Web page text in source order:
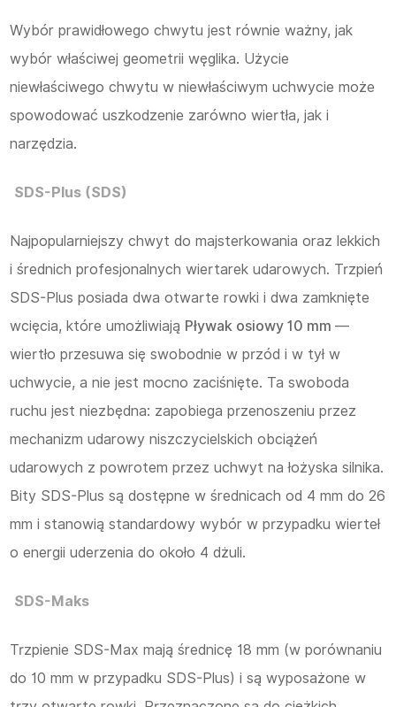
Wybór prawidłowego chwytu jest równie ważny, jak
wybór właściwej geometrii węglika. Użycie
niewłaściwego chwytu w niewłaściwym uchwycie może
spowodować uszkodzenie zarówno wiertła, jak i
narzędzia.
SDS-Plus (SDS)
Najpopularniejszy chwyt do majsterkowania oraz lekkich
i średnich profesjonalnych wiertarek udarowych. Trzpień
SDS-Plus posiada dwa otwarte rowki i dwa zamknięte
wcięcia, które umożliwiają Pływak osiowy 10 mm—
wiertło przesuwa się swobodnie w przód i w tył w
uchwycie, a nie jest mocno zaciśnięte. Ta swoboda
ruchu jest niezbędna: zapobiega przenoszeniu przez
mechanizm udarowy niszczycielskich obciążeń
udarowych z powrotem przez uchwyt na łożyska silnika.
Bity SDS-Plus są dostępne w średnicach od 4 mm do 26
mm i stanowią standardowy wybór w przypadku wierteł
o energii uderzenia do około 4 dżuli.
SDS-Maks
Trzpienie SDS-Max mają średnicę 18 mm (w porównaniu
do 10 mm w przypadku SDS-Plus) i są wyposażone w